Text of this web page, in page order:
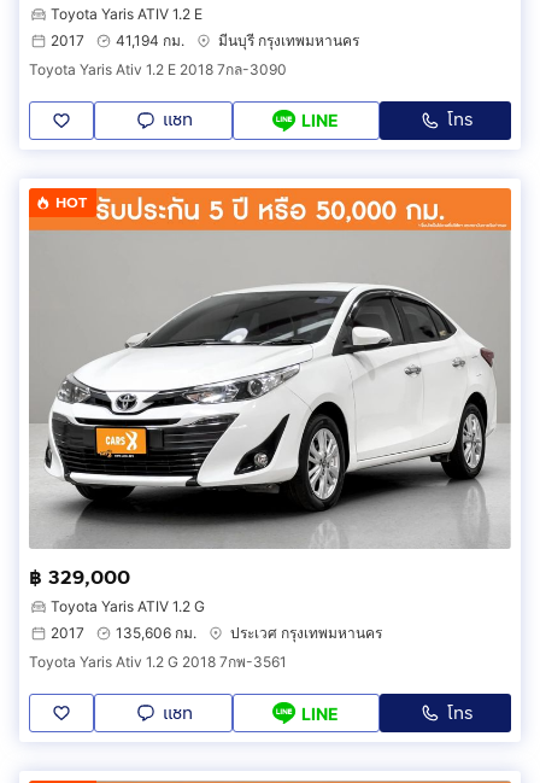
Toyota Yaris ATIV 1.2 E
2017
41,194 กม.
มีนบุรี กรุงเทพมหานคร
Toyota Yaris Ativ 1.2 E 2018 7กล-3090
แชท LINE โทร
HOT
฿ 329,000
Toyota Yaris ATIV 1.2 G
2017
135,606 กม.
ประเวศ กรุงเทพมหานคร
Toyota Yaris Ativ 1.2 G 2018 7กพ-3561
แชท LINE โทร